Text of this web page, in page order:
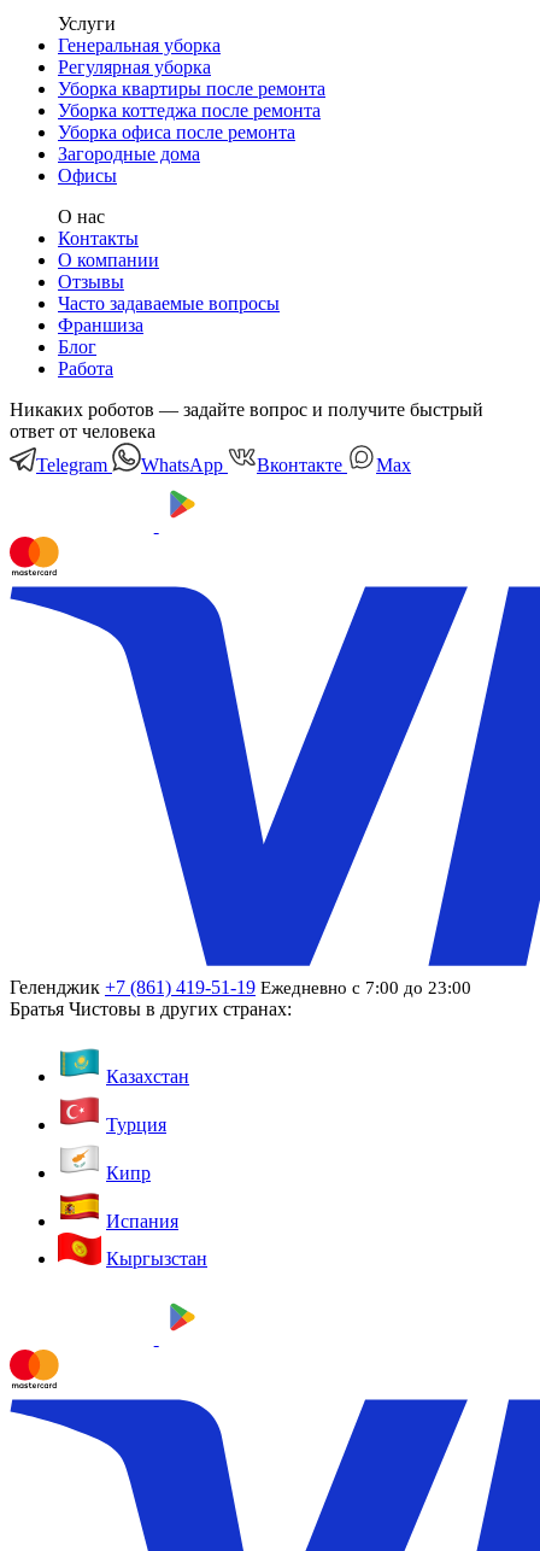
Услуги
Генеральная уборка
Регулярная уборка
Уборка квартиры после ремонта
Уборка коттеджа после ремонта
Уборка офиса после ремонта
Загородные дома
Офисы
О нас
Контакты
О компании
Отзывы
Часто задаваемые вопросы
Франшиза
Блог
Работа
Никаких роботов — задайте вопрос и получите быстрый
ответ от человека
Telegram
WhatsApp Вконтакте Мах
Геленджик +7 (861) 419-51-19 Ежедневно с 7:00 до 23:00
Братья Чистовы в других странах:
Казахстан
Турция
Кипр
Испания
Кыргызстан